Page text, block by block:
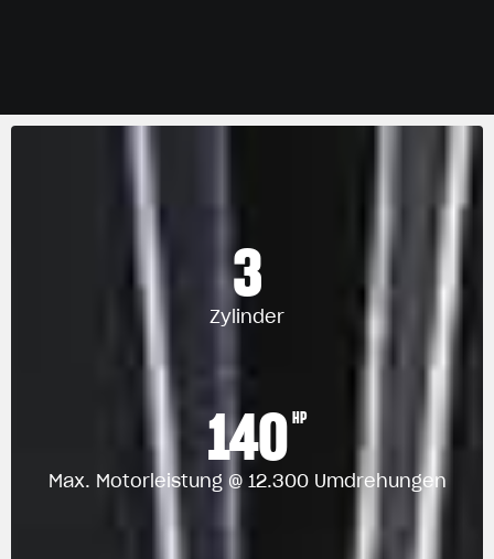
3
Zylinder
140 HP
Max. Motorleistung @ 12.300 Umdrehungen